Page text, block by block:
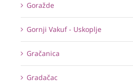
Goražde
Gornji Vakuf - Uskoplje
Gračanica
Gradačac